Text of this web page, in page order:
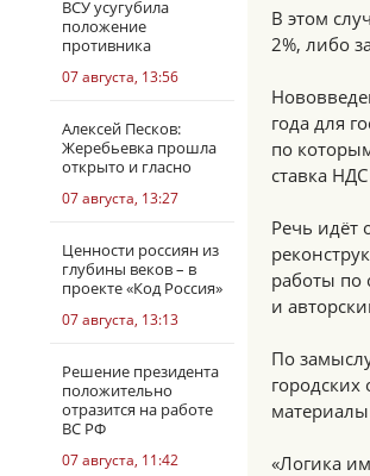
ВСУ усугубила
положение
противника
07 августа, 13:56
Алексей Песков:
Жеребьевка прошла
открыто и гласно
07 августа, 13:27
Ценности россиян из
глубины веков – в
проекте «Код Россия»
07 августа, 13:13
Решение президента
положительно
отразится на работе
ВС РФ
07 августа, 11:42
В этом
2%, либо
года для
по
ставка
Речь идёт
работы по
и
По
городских
материалы
«Логика